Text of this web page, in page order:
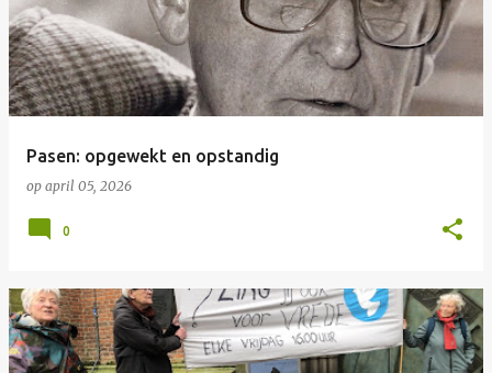
Pasen: opgewekt en opstandig
op april 05, 2026
0